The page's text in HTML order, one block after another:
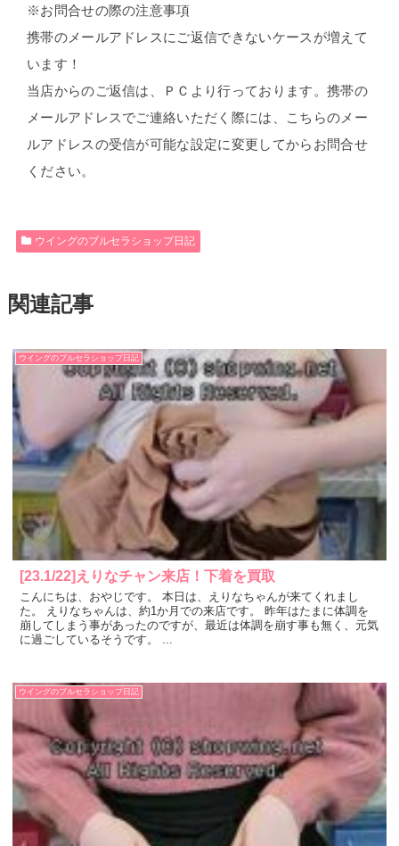
※お問合せの際の注意事項
携帯のメールアドレスにご返信できないケースが増えて
います！
当店からのご返信は、ＰＣより行っております。携帯の
メールアドレスでご連絡いただく際には、こちらのメー
ルアドレスの受信が可能な設定に変更してからお問合せ
ください。
ウイングのブルセラショップ日記
関連記事
ウイングのブルセラショップ日記
[23.1/22]えりなチャン来店！下着を買取
こんにちは、おやじです。 本日は、えりなちゃんが来てくれまし
た。 えりなちゃんは、約1か月での来店です。 昨年はたまに体調を
崩してしまう事があったのですが、最近は体調を崩す事も無く、元気
に過ごしているそうです。 ...
ウイングのブルセラショップ日記